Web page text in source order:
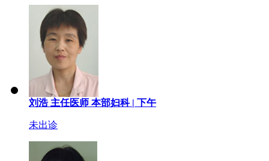
刘浩 主任医师 本部妇科 | 下午
未出诊